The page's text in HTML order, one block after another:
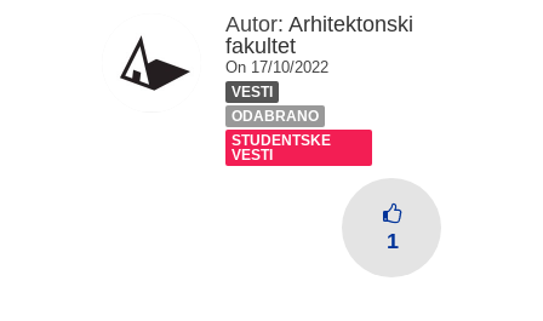
Autor: Arhitektonski
fakultet
On 17/10/2022
VESTI
ODABRANO
STUDENTSKE
VESTI
1